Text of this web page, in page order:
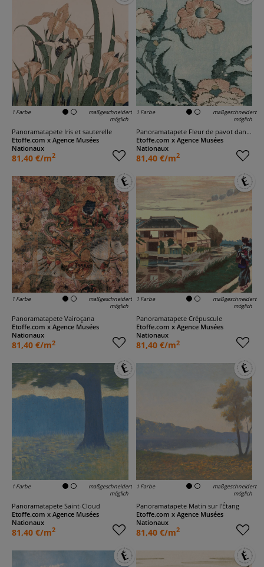
1 Farbe
maßgeschneidert
möglich
Panoramatapete Iris et sauterelle
Etoffe.com x Agence Musées
Nationaux
81,40 €/m2
1 Farbe
maßgeschneidert
möglich
Panoramatapete Fleur de pavot dans la brise
Etoffe.com x Agence Musées
Nationaux
81,40 €/m2
1 Farbe
maßgeschneidert
möglich
Panoramatapete Vairoçana
Etoffe.com x Agence Musées
Nationaux
81,40 €/m2
1 Farbe
maßgeschneidert
möglich
Panoramatapete Crépuscule
Etoffe.com x Agence Musées
Nationaux
81,40 €/m2
1 Farbe
maßgeschneidert
möglich
Panoramatapete Saint-Cloud
Etoffe.com x Agence Musées
Nationaux
81,40 €/m2
1 Farbe
maßgeschneidert
möglich
Panoramatapete Matin sur l'Étang
Etoffe.com x Agence Musées
Nationaux
81,40 €/m2